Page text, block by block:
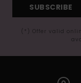
SUBSCRIBE
(*) Offer valid